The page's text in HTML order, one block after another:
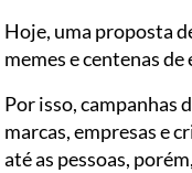
Hoje, uma proposta
memes e centenas
Por isso, campanhas
marcas, empresas e
até as pessoas,